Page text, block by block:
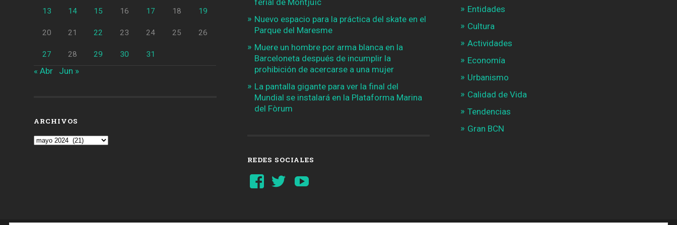
13 14 15 16 17 18 19
20 21 22 23 24 25 26
27 28 29 30 31
« Abr Jun »
ARCHIVOS
Archivos
ferial de Montjuïc
Nuevo espacio para la práctica del skate en el
Parque del Maresme
Muere un hombre por arma blanca en la
Barceloneta después de incumplir la
prohibición de acercarse a una mujer
La pantalla gigante para ver la final del
Mundial se instalará en la Plataforma Marina
del Fòrum
REDES SOCIALES
Ver
perfil
Ver
perfil
Entidades
Cultura
Actividades
Economía
Urbanismo
Calidad de Vida
Tendencias
Gran BCN